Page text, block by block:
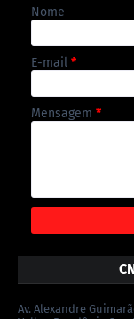
Nome
E-mail *
Mensagem *
Av. Alexandre